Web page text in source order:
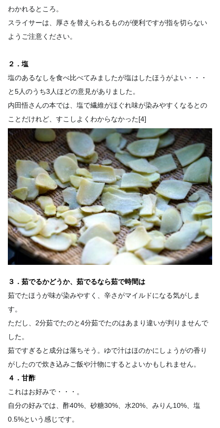
わかれるところ。
スライサーは、厚さを替えられるものが便利ですが指を切らない
ようご注意ください。
２．塩
塩のあるなしを食べ比べてみましたが塩はしたほうがよい・・・
と5人のうち3人ほどの意見がありました。
内田悟さんの本では、塩で繊維がほぐれ味が染みやすくなるとの
ことだけれど、すこしよくわからなかった[4]
３．茹でるかどうか、茹でるなら茹で時間は
茹でたほうが味が染みやすく、辛さがマイルドになる気がしま
す。
ただし、2分茹でたのと4分茹でたのはあまり違いが判りませんで
した。
茹ですぎると成分は落ちそう。ゆで汁はほのかにしょうがの香り
がしたので炊き込みご飯や汁物にするとよいかもしれません。
４．甘酢
これはお好みで・・・。
自分の好みでは、酢40%、砂糖30%、水20%、みりん10%、塩
0.5%という感じです。